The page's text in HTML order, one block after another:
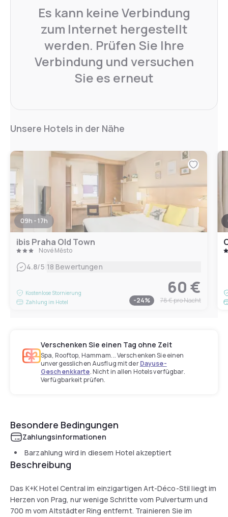
Es kann keine Verbindung
zum Internet hergestellt
werden. Prüfen Sie Ihre
Verbindung und versuchen
Sie es erneut
Unsere Hotels in der Nähe
09h - 17h
ibis Praha Old Town
Nové Město
4.8/5|18 Bewertungen
Kostenlose Stornierung
Zahlung im Hotel
60 €
-24% 78 €pro Nacht
Verschenken Sie einen Tag ohne Zeit
Spa, Rooftop, Hammam... Verschenken Sie einen
unvergesslichen Ausflug mit derDayuse-
Geschenkkarte. Nicht in allen Hotels verfügbar.
Verfügbarkeit prüfen.
Besondere Bedingungen
Zahlungsinformationen
Barzahlung wird in diesem Hotel akzeptiert
Beschreibung
Das K+K Hotel Central im einzigartigen Art-Déco-Stil liegt im
Herzen von Prag, nur wenige Schritte vom Pulverturm und
700 m vom Altstädter Ring entfernt. Trainieren Sie im